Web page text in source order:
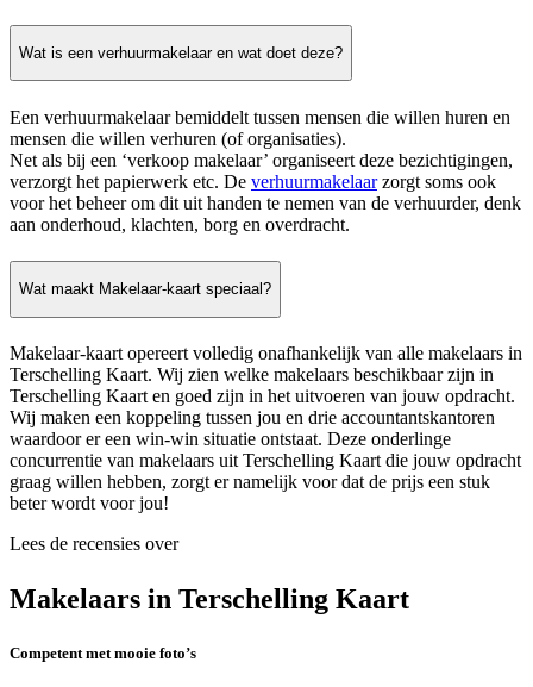
Wat is een verhuurmakelaar en wat doet deze?
Een verhuurmakelaar bemiddelt tussen mensen die willen huren en
mensen die willen verhuren (of organisaties).
Net als bij een ‘verkoop makelaar’ organiseert deze bezichtigingen,
verzorgt het papierwerk etc. De verhuurmakelaarzorgt soms ook
voor het beheer om dit uit handen te nemen van de verhuurder, denk
aan onderhoud, klachten, borg en overdracht.
Wat maakt Makelaar-kaart speciaal?
Makelaar-kaart opereert volledig onafhankelijk van alle makelaars in
Terschelling Kaart. Wij zien welke makelaars beschikbaar zijn in
Terschelling Kaart en goed zijn in het uitvoeren van jouw opdracht.
Wij maken een koppeling tussen jou en drie accountantskantoren
waardoor er een win-win situatie ontstaat. Deze onderlinge
concurrentie van makelaars uit Terschelling Kaart die jouw opdracht
graag willen hebben, zorgt er namelijk voor dat de prijs een stuk
beter wordt voor jou!
Lees de recensies over
Makelaars in Terschelling Kaart
Competent met mooie foto’s